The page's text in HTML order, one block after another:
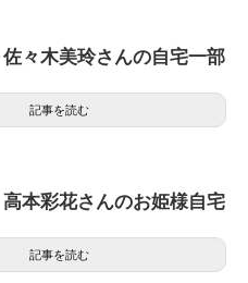
佐々木美玲さんの自宅一部
記事を読む
高本彩花さんのお姫様自宅
記事を読む